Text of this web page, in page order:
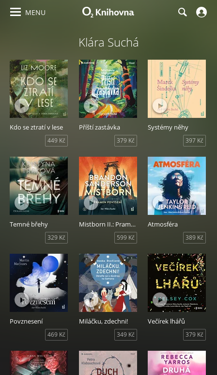
MENU
Klára Suchá
Kdo se ztratí v lese
449 Kč
Příští zastávka
379 Kč
Systémy něhy
397 Kč
Temné břehy
329 Kč
Mistborn II.: Pramen povýšení
599 Kč
Atmosféra
389 Kč
Povznesení
469 Kč
Miláčku, zdechni!
349 Kč
Večírek lhářů
379 Kč